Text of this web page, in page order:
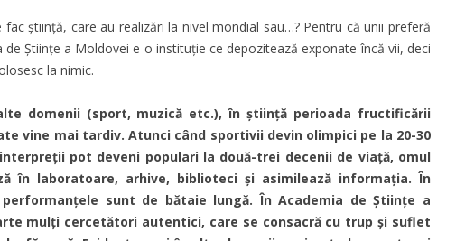
știință, care au realizări la nivel mondial sau…? Pentru că unii preferă
de Științe a Moldovei e o instituție ce depozitează exponate încă vii, deci
la nimic.
domenii (sport, muzică etc.), în știință perioada fructificării
vine mai tardiv. Atunci când sportivii devin olimpici pe la 20-30
pot deveni populari la două-trei decenii de viață, omul
în laboratoare, arhive, biblioteci și asimilează informația. În
sunt de bătaie lungă. În Academia de Științe a
mulți cercetători autentici, care se consacră cu trup și suflet